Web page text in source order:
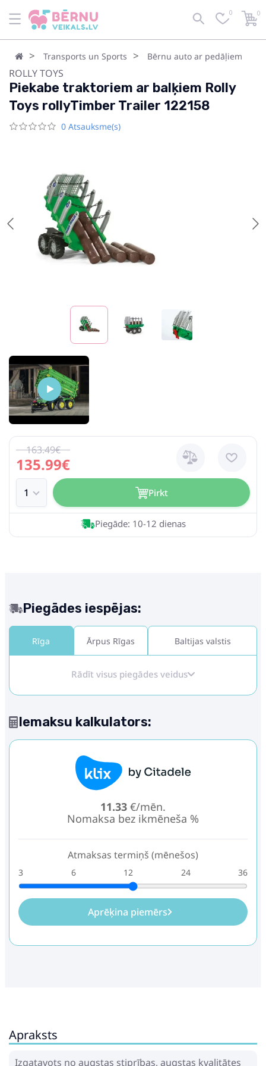
0 0
Transports un Sports Bērnu auto ar pedāļiem
ROLLY TOYS
Piekabe traktoriem ar balķiem Rolly
Toys rollyTimber Trailer 122158
0 Atsauksme(s)
135.99€
163.49€
Pirkt
Piegāde: 10-12 dienas
Piegādes iespējas:
Rīga Ārpus Rīgas Baltijas valstis
Rādīt visus piegādes veidus
Iemaksu kalkulators:
11.33 €/mēn.
Nomaksa bez ikmēneša %
Atmaksas termiņš (mēnešos)
3 6 12 24 36
Aprēķina piemērs
Apraksts
Izgatavots no augstas stiprības, augstas kvalitātes